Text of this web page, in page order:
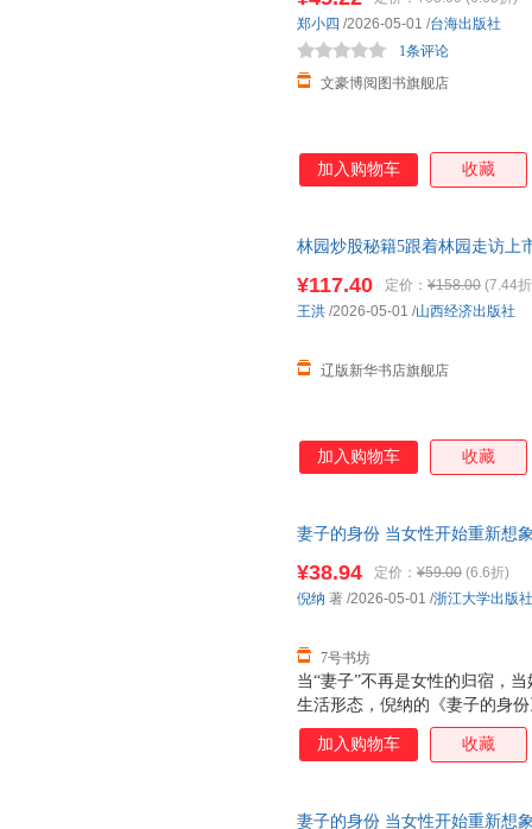
何悄悄改变女性与婚姻的绑定
质’”“婚姻焦虑是觉醒的信号”“
通透
金句脱口即赢
文豪博阅图书旗舰店
1条评论
郑小四 /2026-05-01 /台海出版社
加入购物车 收藏
林园炒股秘籍5跟着林园走访上
货 正规发票
¥117.40 定价： ¥158.00 (7.44
辽版新华书店旗舰店
王洪 /2026-05-01 /山西经济出版社
加入购物车 收藏
妻子的身份 当女性开始重新想
开始重新想象婚姻（解构婚姻
择都从容而有底气） 浙江大学
当“妻子”不再是女性的归宿，
生活形态，倪纳的《妻子的身
现代女性与婚姻的复杂联结。
角观察婚姻制度的演变与女性
当代女性的真实处境。书中既
¥38.94 定价： ¥59.00 (6.6折)
7号书坊
倪纳 著 /2026-05-01 /浙江大学出版社
加入购物车 收藏
妻子的身份 当女性开始重新想